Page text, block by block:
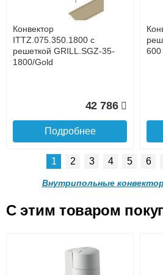
58 365
Подробнее
Конвектор
ITTB.090.250.1200 с
решеткой GRILL.LGA-25-
49 779
Подробнее
Конвектор
ITTZ.075.350.1800 с
решеткой GRILL.SGZ-35-
1800/Gold
42 786
Подробнее
600
1 2 3 4 5 6
Внутрипольные
C этим товаром